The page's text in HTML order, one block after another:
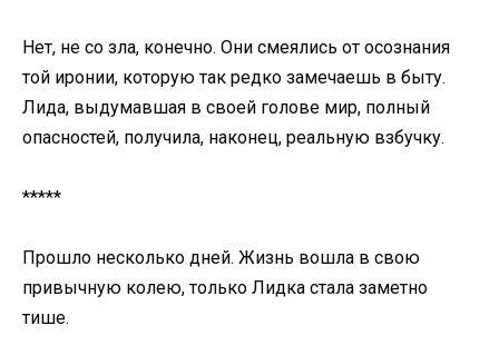
Нет, не со зла, конечно. Они смеялись от осознания
той иронии, которую так редко замечаешь в быту.
Лида, выдумавшая в своей голове мир, полный
опасностей, получила, наконец, реальную взбучку.
*****
Прошло несколько дней. Жизнь вошла в свою
привычную колею, только Лидка стала заметно
тише.